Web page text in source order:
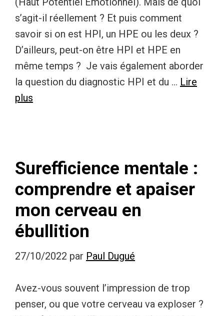
s’agit-il réellement ? Et puis comment
savoir si on est HPI, un HPE ou les deux ?
D’ailleurs, peut-on être HPI et HPE en
même temps ? Je vais également aborder
la question du diagnostic HPI et du … Lire
plus
Surefficience mentale :
comprendre et apaiser
mon cerveau en
ébullition
27/10/2022 par Paul Dugué
Avez-vous souvent l’impression de trop
penser, ou que votre cerveau va exploser ?